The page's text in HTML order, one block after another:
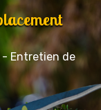
- Entretien de